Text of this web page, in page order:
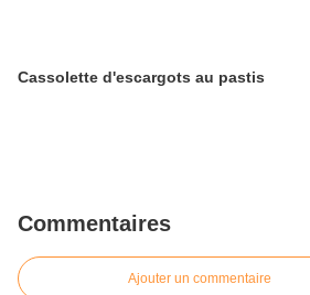
Cassolette d'escargots au pastis
Commentaires
Ajouter un commentaire